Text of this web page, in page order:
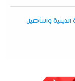
والتأصيل